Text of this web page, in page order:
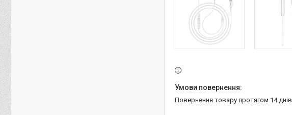
повернення товару протягом 14 днів